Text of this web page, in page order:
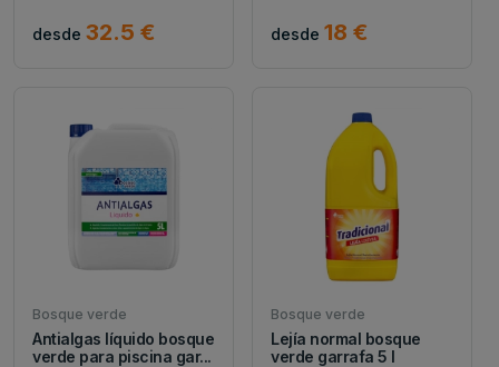
desde 32.5 € desde 18 €
Bosque verde
Antialgas líquido bosque
verde para piscina gar...
Bosque verde
Lejía normal bosque
verde garrafa 5 l